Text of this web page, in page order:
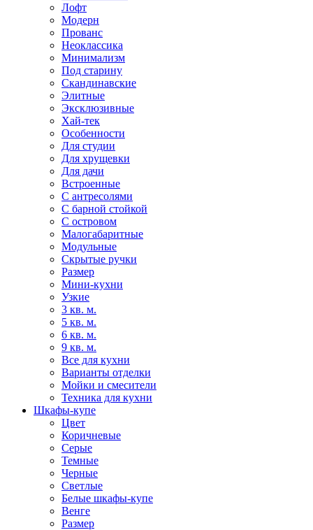
Лофт
Модерн
Прованс
Неоклассика
Минимализм
Под старину
Скандинавские
Элитные
Эксклюзивные
Хай-тек
Особенности
Для студии
Для хрущевки
Для дачи
Встроенные
С антресолями
С барной стойкой
С островом
Малогабаритные
Модульные
Скрытые ручки
Размер
Мини-кухни
Узкие
3 кв. м.
5 кв. м.
6 кв. м.
9 кв. м.
Все для кухни
Варианты отделки
Мойки и смесители
Техника для кухни
Шкафы-купе
Цвет
Коричневые
Серые
Темные
Черные
Светлые
Белые шкафы-купе
Венге
Размер